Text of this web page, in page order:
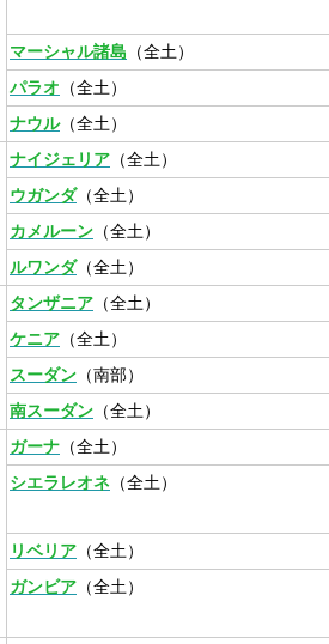
マーシャル諸島 （全土）
パラオ （全土）
ナウル（全土）
ナイジェリア （全土）
ウガンダ（全土）
カメルーン （全土）
ルワンダ（全土）
タンザニア （全土）
ケニア （全土）
スーダン （南部）
南スーダン （全土）
ガーナ （全土）
シエラレオネ （全土）
リベリア （全土）
ガンビア （全土）